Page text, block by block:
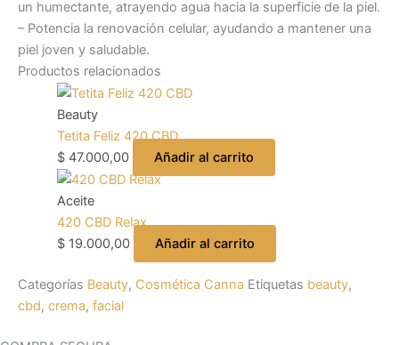
un humectante, atrayendo agua hacia la superficie de la piel.
– Potencia la renovación celular, ayudando a mantener una
piel joven y saludable.
Productos relacionados
Beauty
Tetita Feliz 420 CBD
$47.000,00 Añadir al carrito
Aceite
420 CBD Relax
$19.000,00 Añadir al carrito
Categorías Beauty, Cosmética Canna Etiquetas beauty,
cbd, crema, facial